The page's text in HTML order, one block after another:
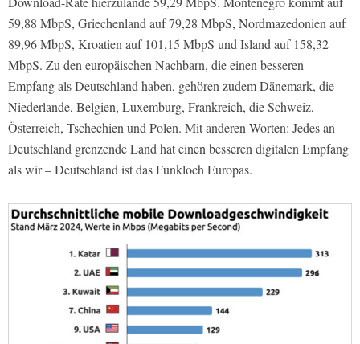
59,88 MbpS, Griechenland auf 79,28 MbpS, Nordmazedonien auf
89,96 MbpS, Kroatien auf 101,15 MbpS und Island auf 158,32
MbpS. Zu den europäischen Nachbarn, die einen besseren
Empfang als Deutschland haben, gehören zudem Dänemark, die
Niederlande, Belgien, Luxemburg, Frankreich, die Schweiz,
Österreich, Tschechien und Polen. Mit anderen Worten: Jedes an
Deutschland grenzende Land hat einen besseren digitalen Empfang
als wir – Deutschland ist das Funkloch Europas.